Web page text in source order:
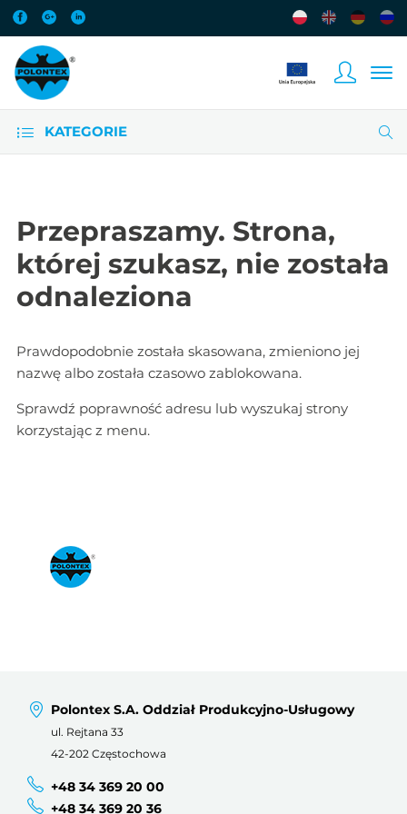
KATEGORIE
Przepraszamy. Strona,
której szukasz, nie została
odnaleziona
Prawdopodobnie została skasowana, zmieniono jej
nazwę albo została czasowo zablokowana.
Sprawdź poprawność adresu lub wyszukaj strony
korzystając z menu.
Polontex S.A. Oddział Produkcyjno-Usługowy
ul. Rejtana 33
42-202 Częstochowa
+48 34 369 20 00
+48 34 369 20 36